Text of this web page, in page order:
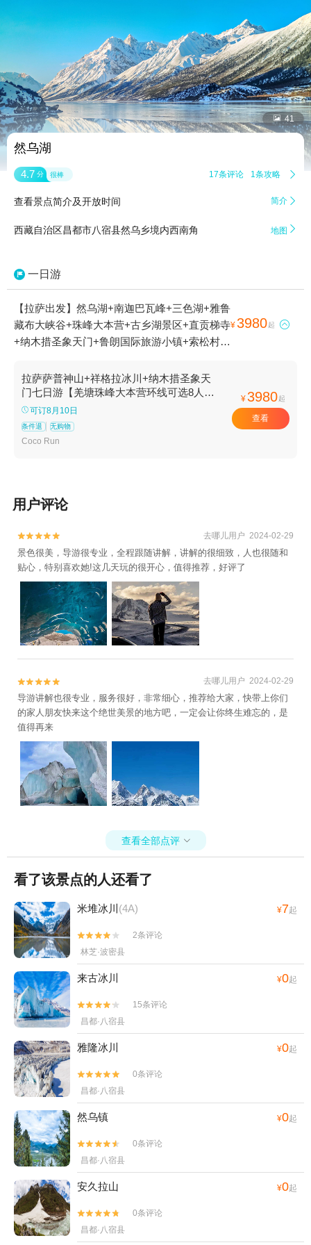
 41
然乌湖
4.7 分 很棒 17条评论 1条攻略 
查看景点简介及开放时间 简介 
西藏自治区昌都市八宿县然乌乡境内西南角 地图 
一日游
【拉萨出发】然乌湖+南迦巴瓦峰+三色湖+雅鲁
藏布大峡谷+珠峰大本营+古乡湖景区+直贡梯寺
+纳木措圣象天门+鲁朗国际旅游小镇+索松村
+色季拉山口+阿玛直米雪山7日游
¥3980起 
拉萨萨普神山+祥格拉冰川+纳木措圣象天
门七日游【羌塘珠峰大本营环线可选8人小
团纯玩无购物桃花期限定桃花沟】
可订8月10日
条件退 无购物
Coco Run
¥3980起
查看
用户评论

 去哪儿用户 2024-02-29
景色很美，导游很专业，全程跟随讲解，讲解的很细致，人也很随和
贴心，特别喜欢她!这几天玩的很开心，值得推荐，好评了

 去哪儿用户 2024-02-29
导游讲解也很专业，服务很好，非常细心，推荐给大家，快带上你们
的家人朋友快来这个绝世美景的地方吧，一定会让你终生难忘的，是
值得再来
查看全部点评 
看了该景点的人还看了
米堆冰川 (4A) ¥7起


2条评论
林芝·波密县
来古冰川 ¥0起


15条评论
昌都·八宿县
雅隆冰川 ¥0起


0条评论
昌都·八宿县
然乌镇 ¥0起


0条评论
昌都·八宿县
安久拉山 ¥0起


0条评论
昌都·八宿县